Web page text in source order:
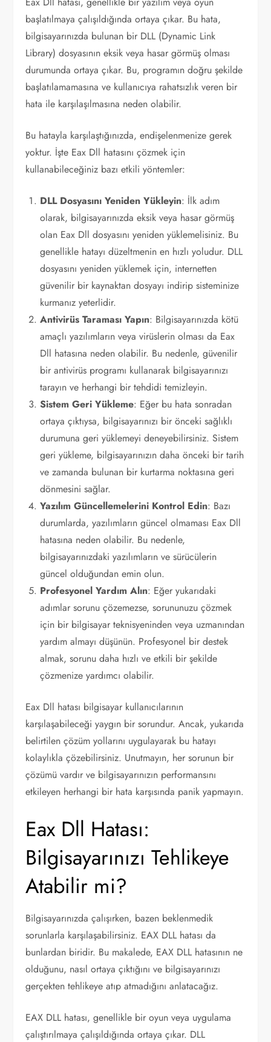
başlatılmaya çalışıldığında ortaya çıkar. Bu hata,
bilgisayarınızda bulunan bir DLL (Dynamic Link
Library) dosyasının eksik veya hasar görmüş olması
durumunda ortaya çıkar. Bu, programın doğru şekilde
başlatılamamasına ve kullanıcıya rahatsızlık veren bir
hata ile karşılaşılmasına neden olabilir.
Bu hatayla karşılaştığınızda, endişelenmenize gerek
yoktur. İşte Eax Dll hatasını çözmek için
kullanabileceğiniz bazı etkili yöntemler:
DLL Dosyasını Yeniden Yükleyin: İlk adım
olarak, bilgisayarınızda eksik veya hasar görmüş
olan Eax Dll dosyasını yeniden yüklemelisiniz. Bu
genellikle hatayı düzeltmenin en hızlı yoludur. DLL
dosyasını yeniden yüklemek için, internetten
güvenilir bir kaynaktan dosyayı indirip sisteminize
kurmanız yeterlidir.
Antivirüs Taraması Yapın: Bilgisayarınızda kötü
amaçlı yazılımların veya virüslerin olması da Eax
Dll hatasına neden olabilir. Bu nedenle, güvenilir
bir antivirüs programı kullanarak bilgisayarınızı
tarayın ve herhangi bir tehdidi temizleyin.
Sistem Geri Yükleme: Eğer bu hata sonradan
ortaya çıktıysa, bilgisayarınızı bir önceki sağlıklı
durumuna geri yüklemeyi deneyebilirsiniz. Sistem
geri yükleme, bilgisayarınızın daha önceki bir tarih
ve zamanda bulunan bir kurtarma noktasına geri
dönmesini sağlar.
Yazılım Güncellemelerini Kontrol Edin: Bazı
durumlarda, yazılımların güncel olmaması Eax Dll
hatasına neden olabilir. Bu nedenle,
bilgisayarınızdaki yazılımların ve sürücülerin
güncel olduğundan emin olun.
Profesyonel Yardım Alın: Eğer yukarıdaki
adımlar sorunu çözemezse, sorununuzu çözmek
için bir bilgisayar teknisyeninden veya uzmanından
yardım almayı düşünün. Profesyonel bir destek
almak, sorunu daha hızlı ve etkili bir şekilde
çözmenize yardımcı olabilir.
Eax Dll hatası bilgisayar kullanıcılarının
karşılaşabileceği yaygın bir sorundur. Ancak, yukarıda
belirtilen çözüm yollarını uygulayarak bu hatayı
kolaylıkla çözebilirsiniz. Unutmayın, her sorunun bir
çözümü vardır ve bilgisayarınızın performansını
etkileyen herhangi bir hata karşısında panik yapmayın.
Eax Dll Hatası:
Bilgisayarınızı Tehlikeye
Atabilir mi?
Bilgisayarınızda çalışırken, bazen beklenmedik
sorunlarla karşılaşabilirsiniz. EAX DLL hatası da
bunlardan biridir. Bu makalede, EAX DLL hatasının ne
olduğunu, nasıl ortaya çıktığını ve bilgisayarınızı
gerçekten tehlikeye atıp atmadığını anlatacağız.
EAX DLL hatası, genellikle bir oyun veya uygulama
çalıştırılmaya çalışıldığında ortaya çıkar. DLL